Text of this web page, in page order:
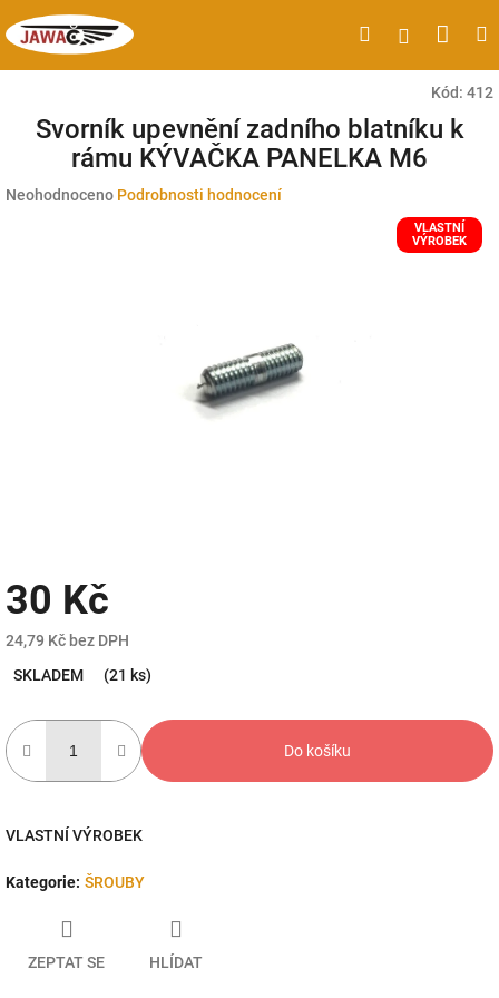
na
obsah
HledatPřihlášení
Kód: 412
Svorník upevnění zadního blatníku k
rámu KÝVAČKA PANELKA M6
Průměrné
Neohodnoceno Podrobnosti hodnocení
VLASTNÍ
VÝROBEK
30 Kč
24,79 Kč bez DPH
cena:
SKLADEM (21 ks)
Do košíku
VLASTNÍ VÝROBEK
Kategorie: ŠROUBY
ZEPTAT SE HLÍDAT